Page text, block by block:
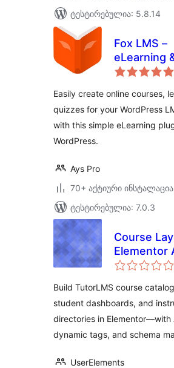
ტესტირებულია: 5.8.14
Fox LMS –
eLearning
Builder
Easily create online courses,
quizzes for your WordPress
with this simple eLearning
WordPress.
Ays Pro
70+ აქტიური ინსტალაცია
ტესტირებულია: 7.0.3
Course
Elementor
for
Build TutorLMS course
student dashboards, and
directories in Elementor—with
dynamic tags, and schema
UserElements